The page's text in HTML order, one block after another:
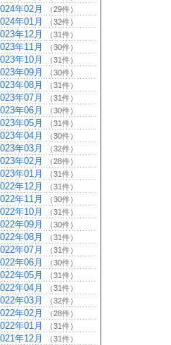
年02月 （29件）
年01月 （32件）
年12月 （31件）
年11月 （30件）
年10月 （31件）
年09月 （30件）
年08月 （31件）
年07月 （31件）
年06月 （30件）
年05月 （31件）
年04月 （30件）
年03月 （32件）
年02月 （28件）
年01月 （31件）
年12月 （31件）
年11月 （30件）
年10月 （31件）
年09月 （30件）
年08月 （31件）
年07月 （31件）
年06月 （30件）
年05月 （31件）
年04月 （31件）
年03月 （32件）
年02月 （28件）
年01月 （31件）
年12月 （31件）